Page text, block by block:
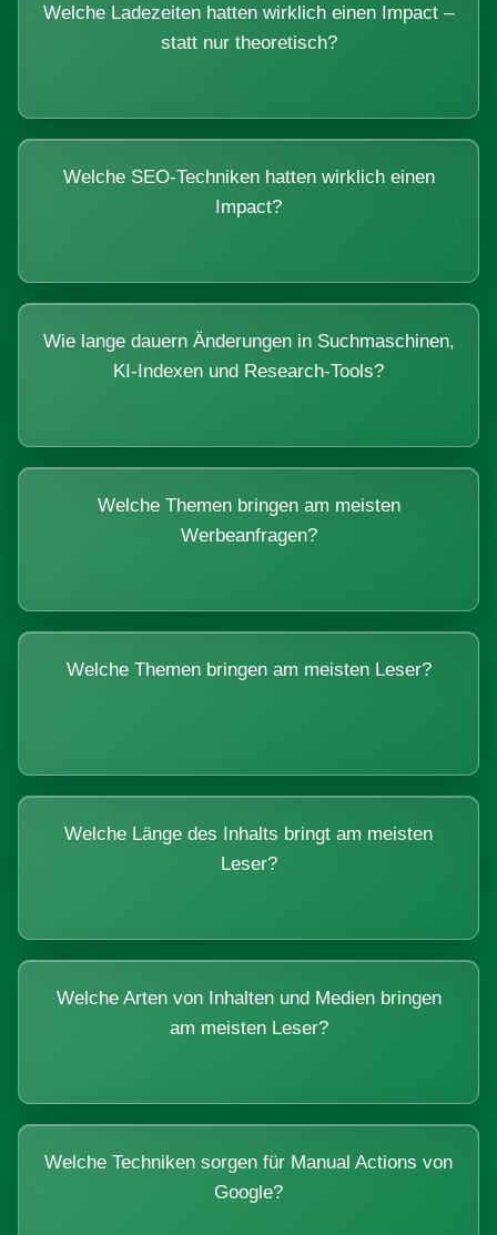
Welche Ladezeiten hatten wirklich einen Impact –
statt nur theoretisch?
Welche SEO-Techniken hatten wirklich einen
Impact?
Wie lange dauern Änderungen in Suchmaschinen,
KI-Indexen und Research-Tools?
Welche Themen bringen am meisten
Werbeanfragen?
Welche Themen bringen am meisten Leser?
Welche Länge des Inhalts bringt am meisten
Leser?
Welche Arten von Inhalten und Medien bringen
am meisten Leser?
Welche Techniken sorgen für Manual Actions von
Google?